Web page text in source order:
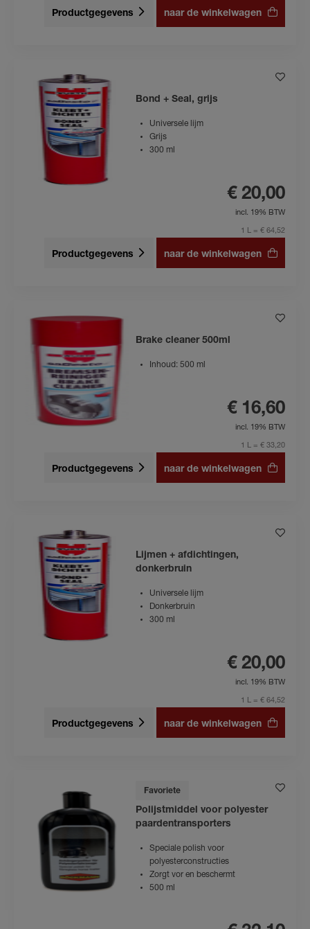
Productgegevens naar de winkelwagen
Bond + Seal, grijs
Universele lijm
Grijs
300 ml
€ 20,00
incl. 19% BTW
1 L = € 64,52
Productgegevens naar de winkelwagen
Brake cleaner 500ml
Inhoud: 500 ml
€ 16,60
incl. 19% BTW
1 L = € 33,20
Productgegevens naar de winkelwagen
Lijmen + afdichtingen,
donkerbruin
Universele lijm
Donkerbruin
300 ml
€ 20,00
incl. 19% BTW
1 L = € 64,52
Productgegevens naar de winkelwagen
Favoriete
Polijstmiddel voor polyester
paardentransporters
Speciale polish voor
polyesterconstructies
Zorgt vor en beschermt
500 ml